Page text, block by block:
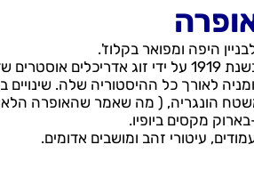
היפה ומפואר בקלוז'.
הבניין המקסים הזה, נבנה בשנת 1919 על
לאורך כל ההיסטוריה שלה.
הונגריה, ( מה שאמר שהאופרה
מקסים ביופיו.
עיטורי זהב ומושבים אדומים.